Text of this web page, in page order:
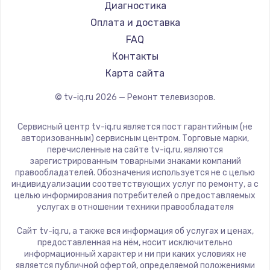
Замена видеокарты
1600 руб.
Заказать
Ремонт разъема питания
880 руб.
Заказать
Замена видеочипа
2745 руб.
Заказать
2600 руб.
Заказать
Hyundai
Doffler
Hiper
Grundig
HITACHI
Yandex
National
iFFALCON
Tuvio
Nord
BenQ
Диагностика
Оплата и доставка
FAQ
Контакты
Карта сайта
© tv-iq.ru 2026 — Ремонт телевизоров.
Сервисный центр tv-iq.ru является пост гарантийным (не
авторизованным) сервисным центром. Торговые марки,
перечисленные на сайте tv-iq.ru, являются
зарегистрированным товарными знаками компаний
правообладателей. Обозначения используется не с целью
индивидуализации соответствующих услуг по ремонту, а с
целью информирования потребителей о предоставляемых
услугах в отношении техники правообладателя
Сайт tv-iq.ru, а также вся информация об услугах и ценах,
предоставленная на нём, носит исключительно
информационный характер и ни при каких условиях не
является публичной офертой, определяемой положениями